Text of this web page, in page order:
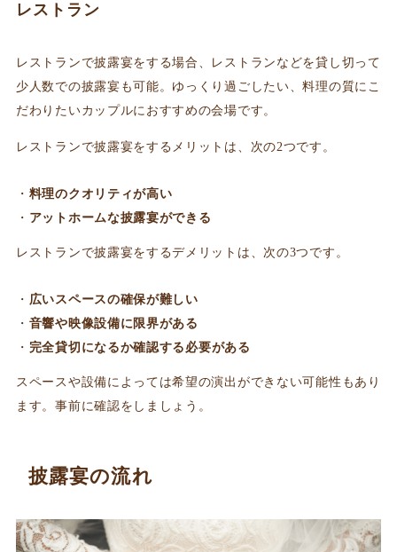
レストラン
レストランで披露宴をする場合、レストランなどを貸し切って
少人数での披露宴も可能。ゆっくり過ごしたい、料理の質にこ
だわりたいカップルにおすすめの会場です。
レストランで披露宴をするメリットは、次の2つです。
料理のクオリティが高い
アットホームな披露宴ができる
レストランで披露宴をするデメリットは、次の3つです。
広いスペースの確保が難しい
音響や映像設備に限界がある
完全貸切になるか確認する必要がある
スペースや設備によっては希望の演出ができない可能性もあり
ます。事前に確認をしましょう。
披露宴の流れ